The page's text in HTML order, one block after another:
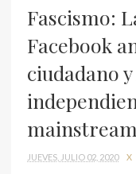
Fascismo:
Facebook
ciudadano
mainstream
JUEVES, JULIO 02, 2020 X